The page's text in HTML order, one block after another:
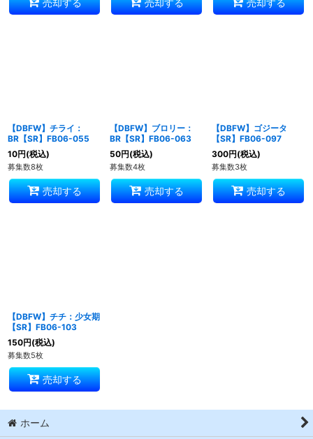
【DBFW】チライ：
BR【SR】FB06-055
10円(税込)
募集数8枚
売却する
【DBFW】ブロリー：
BR【SR】FB06-063
50円(税込)
募集数4枚
売却する
【DBFW】ゴジータ
【SR】FB06-097
300円(税込)
募集数3枚
売却する
【DBFW】チチ：少女期
【SR】FB06-103
150円(税込)
募集数5枚
売却する
ホーム